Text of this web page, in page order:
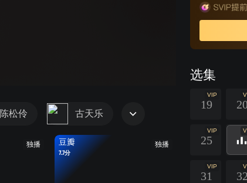
选集
VIP
19
VIP
25
VIP
31 32
陈松伶 古天乐
独播 独播
豆瓣
7.7分